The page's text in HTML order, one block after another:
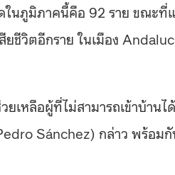
นภูมิภาคนี้คือ 92 ราย ขณะที่
ยชีวิตอีกราย ในเมือง
วยเหลือผู้ที่ไม่สามารถเข้าบ้
Sánchez) กล่าว พร้อ